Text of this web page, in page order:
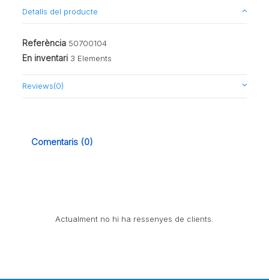
Detalls del producte
Referència 50700104
En inventari 3 Elements
Reviews(0)
Comentaris (0)
Actualment no hi ha ressenyes de clients.